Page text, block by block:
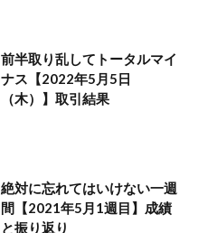
前半取り乱してトータルマイ
ナス【2022年5月5日
（木）】取引結果
絶対に忘れてはいけない一週
間【2021年5月1週目】成績
と振り返り